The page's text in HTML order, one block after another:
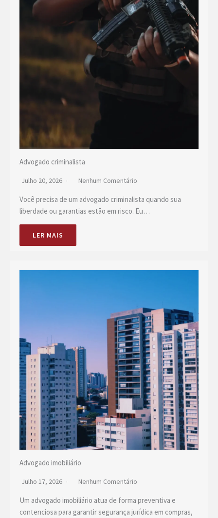
Advogado criminalista
Julho 20, 2026 Nenhum Comentário
Você precisa de um advogado criminalista quando sua
liberdade ou garantias estão em risco. Eu…
LER MAIS
Advogado imobiliário
Julho 17, 2026 Nenhum Comentário
Um advogado imobiliário atua de forma preventiva e
contenciosa para garantir segurança jurídica em compras,